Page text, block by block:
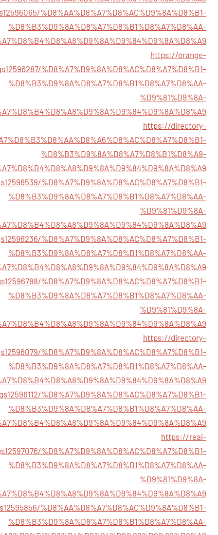
%D8%AA%D8%A7%D8%AC%D9%8A%D8%B1-
%D8%B3%D9%8A%D8%A7%D8%B1%D8%A7%D8%AA-
https://orange-
%D8%A7%D9%8A%D8%AC%D8%A7%D8%B1-
%D8%B3%D9%8A%D8%A7%D8%B1%D8%A7%D8%AA-
%D9%81%D9%8A-
https://directory-
%D8%B3%D9%8A%D8%A7%D8%B1%D8%A9-
%D8%A7%D9%8A%D8%AC%D8%A7%D8%B1-
%D8%B3%D9%8A%D8%A7%D8%B1%D8%A7%D8%AA-
%D9%81%D9%8A-
%D8%A7%D9%8A%D8%AC%D8%A7%D8%B1-
%D8%B3%D9%8A%D8%A7%D8%B1%D8%A7%D8%AA-
%D8%A7%D9%8A%D8%AC%D8%A7%D8%B1-
%D8%B3%D9%8A%D8%A7%D8%B1%D8%A7%D8%AA-
%D9%81%D9%8A-
https://directory-
%D8%A7%D9%8A%D8%AC%D8%A7%D8%B1-
%D8%B3%D9%8A%D8%A7%D8%B1%D8%A7%D8%AA-
%D8%A7%D9%8A%D8%AC%D8%A7%D8%B1-
%D8%B3%D9%8A%D8%A7%D8%B1%D8%A7%D8%AA-
https://real-
%D8%A7%D9%8A%D8%AC%D8%A7%D8%B1-
%D8%B3%D9%8A%D8%A7%D8%B1%D8%A7%D8%AA-
%D9%81%D9%8A-
%D8%AA%D8%A7%D8%AC%D9%8A%D8%B1-
%D8%B3%D9%8A%D8%A7%D8%B1%D8%A7%D8%AA-